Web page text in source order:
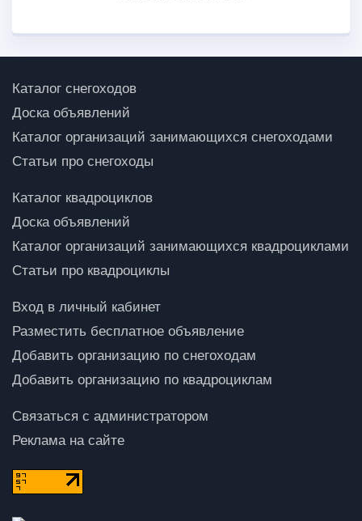
Каталог снегоходов
Доска объявлений
Каталог организаций занимающихся снегоходами
Статьи про снегоходы
Каталог квадроциклов
Доска объявлений
Каталог организаций занимающихся квадроциклами
Статьи про квадроциклы
Вход в личный кабинет
Разместить бесплатное объявление
Добавить организацию по снегоходам
Добавить организацию по квадроциклам
Связаться с администратором
Реклама на сайте